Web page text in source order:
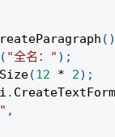
( )
( "全名：" ) ;
(12 * 2) ;
. CreateTextForm
,